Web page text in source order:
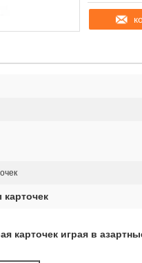
карточек играя в